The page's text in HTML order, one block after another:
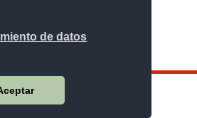
de datos
y Juan de Velasco esquina,
Ibarra - Ecuador